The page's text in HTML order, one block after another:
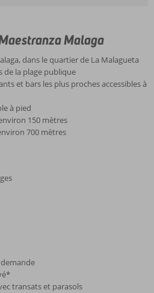
Malaga
dans le quartier de La Malagueta
de la plage publique
et bars les plus proches accessibles à
à pied
150 mètres
700 mètres
transats et parasols